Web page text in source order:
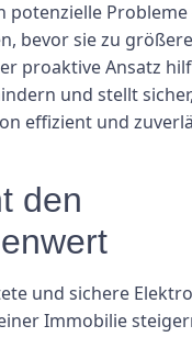
potenzielle
bevor sie zu
proaktive Ansatz
und stellt
effizient und
den
und sichere
Immobilie